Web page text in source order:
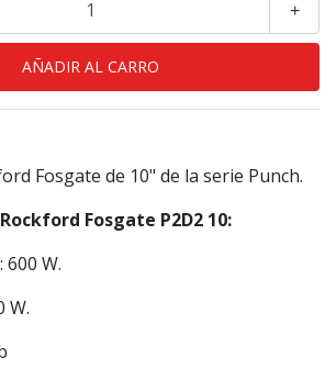
+
Fosgate de 10" de la serie Punch.
Fosgate P2D2 10:
600 W.
W.